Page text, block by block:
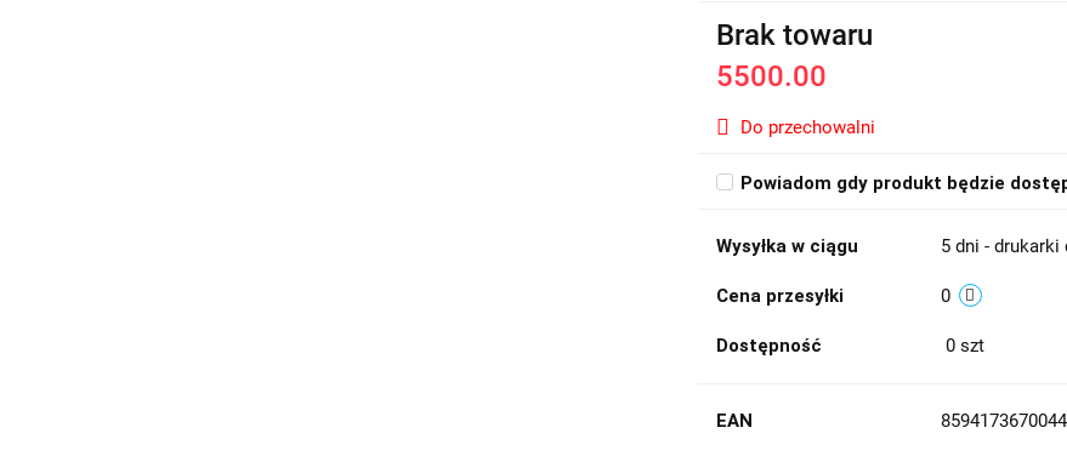
Brak towaru
5500.00
Do przechowalni
Powiadom gdy produkt będzie
Wysyłka w ciągu 5 dni - drukarki
Cena przesyłki 0
Dostępność 0 szt
EAN 8594173670044